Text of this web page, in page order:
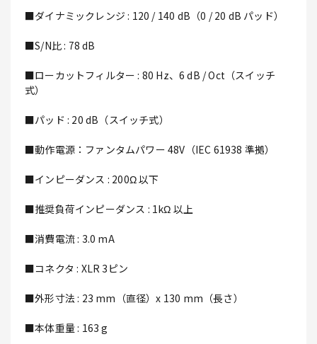
■ダイナミックレンジ : 120 / 140 dB（0 / 20 dB パッド）
■S/N比 : 78 dB
■ローカットフィルター : 80 Hz、6 dB / Oct（スイッチ
式）
■パッド : 20 dB（スイッチ式）
■動作電源：ファンタムパワー 48V（IEC 61938 準拠）
■インピーダンス : 200Ω 以下
■推奨負荷インピーダンス : 1kΩ 以上
■消費電流 : 3.0 mA
■コネクタ : XLR 3ピン
■外形寸法 : 23 mm（直径）x 130 mm（長さ）
■本体重量 : 163 g